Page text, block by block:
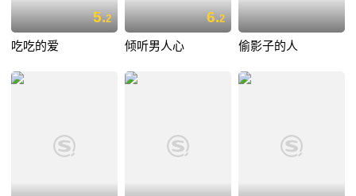
5.2
吃吃的爱
6.2
倾听男人心 偷影子的人